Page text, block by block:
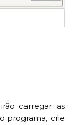
carregar as
programa, crie